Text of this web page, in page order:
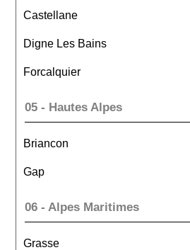
Castellane
Digne Les Bains
Forcalquier
05 - Hautes Alpes
Briancon
Gap
06 - Alpes Maritimes
Grasse